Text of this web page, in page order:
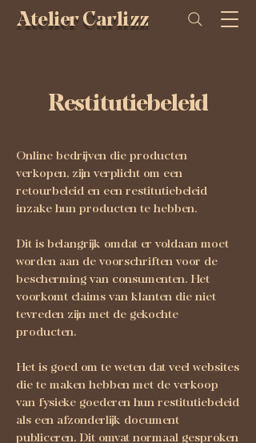
Atelier Carlizz
Restitutiebeleid
Online bedrijven die producten
verkopen, zijn verplicht om een
retourbeleid en een restitutiebeleid
inzake hun producten te hebben.
Dit is belangrijk omdat er voldaan moet
worden aan de voorschriften voor de
bescherming van consumenten. Het
voorkomt claims van klanten die niet
tevreden zijn met de gekochte
producten.
Het is goed om te weten dat veel websites
die te maken hebben met de verkoop
van fysieke goederen hun restitutiebeleid
als een afzonderlijk document
publiceren. Dit omvat normaal gesproken